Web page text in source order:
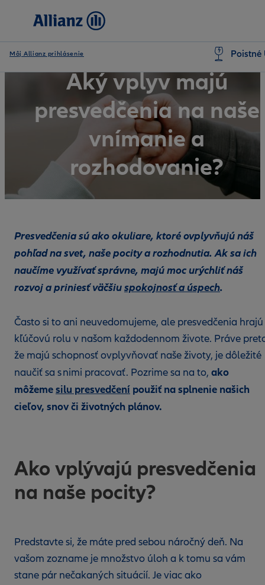
Môj Allianz prihlásenie Poistné
Aký vplyv majú
presvedčenia na naše
vnímanie a
rozhodovanie?
Presvedčenia sú ako okuliare, ktoré ovplyvňujú náš
pohľad na svet, naše pocity a rozhodnutia. Ak sa ich
naučíme využívať správne, majú moc urýchliť náš
rozvoj a priniesť väčšiuspokojnosť a úspech.
Často si to ani neuvedomujeme, ale presvedčenia hrajú
kľúčovú rolu v našom každodennom živote. Práve
že majú schopnosť ovplyvňovať naše životy, je dôležité
naučiť sa s nimi pracovať. Pozrime sa na to, ako
môžemesilu presvedčení použiť na splnenie našich
cieľov, snov či životných plánov.
Ako vplývajú presvedčenia
na naše pocity?
Predstavte si, že máte pred sebou náročný deň. Na
vašom zozname je množstvo úloh a k tomu sa vám
stane pár nečakaných situácií. Je viac ako